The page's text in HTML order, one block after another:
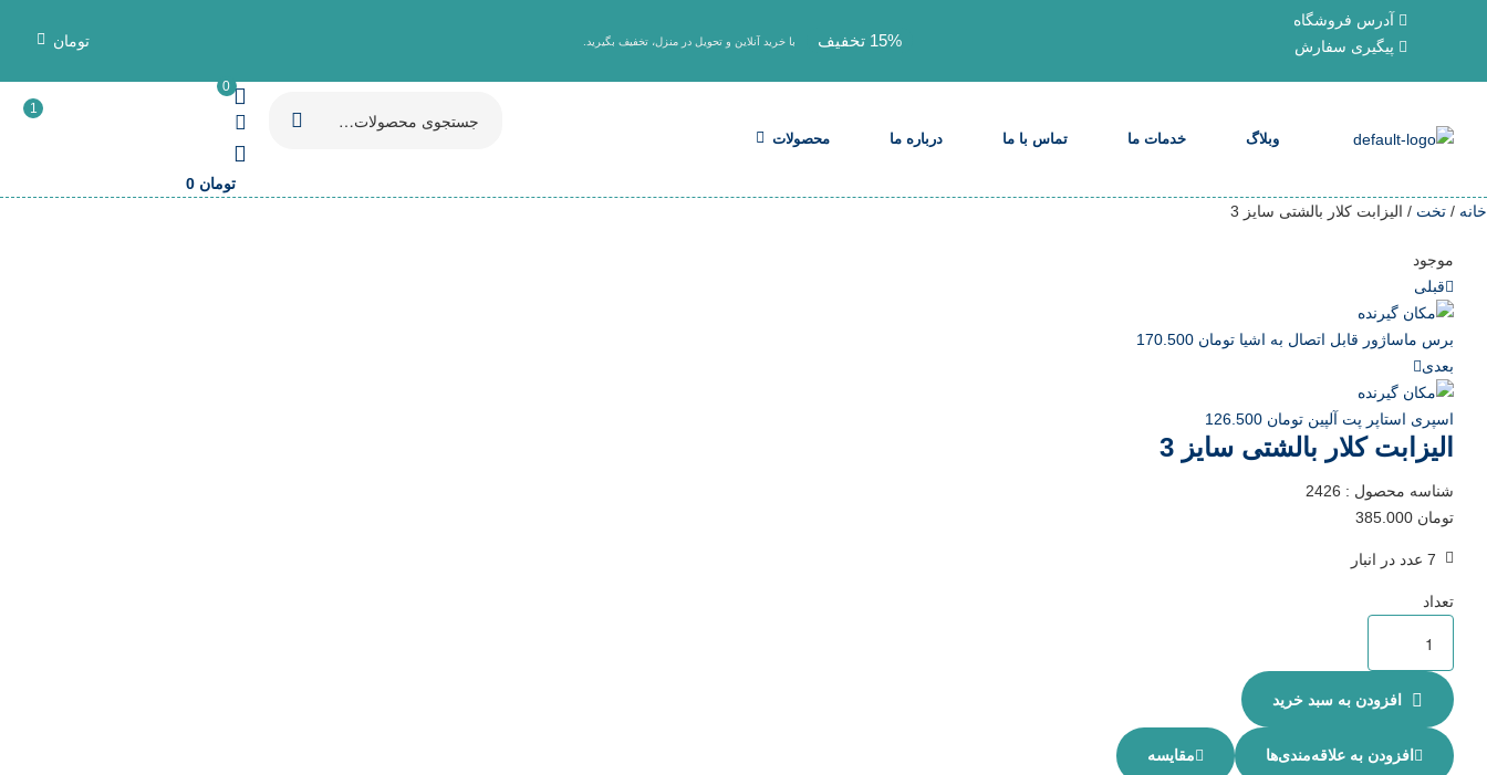
آدرس فروشگاه
پیگیری سفارش
15% تخفیف با خرید آنلاین و تحویل در منزل، تخفیف بگیرید. تومان
وبلاگ خدمات ما تماس با ما درباره ما محصولات
1
0
تومان 0
خانه / تخت / الیزابت کلار بالشتی سایز 3
موجود
قبلی
برس ماساژور قابل اتصال به اشیا تومان
بعدی
اسپری استاپر پت آلپین تومان
الیزابت کلار بالشتی سایز 3
شناسه محصول : 2426
تومان
7 عدد در انبار
تعداد
افزودن به سبد خرید
افزودن به علاقه‌مندی‌ها مقایسه